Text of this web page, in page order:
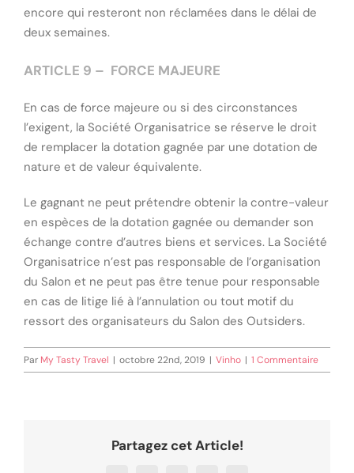
encore qui resteront non réclamées dans le délai de
deux semaines.
ARTICLE 9 – FORCE MAJEURE
En cas de force majeure ou si des circonstances
l’exigent, la Société Organisatrice se réserve le droit
de remplacer la dotation gagnée par une dotation de
nature et de valeur équivalente.
Le gagnant ne peut prétendre obtenir la contre-valeur
en espèces de la dotation gagnée ou demander son
échange contre d’autres biens et services. La Société
Organisatrice n’est pas responsable de l’organisation
du Salon et ne peut pas être tenue pour responsable
en cas de litige lié à l’annulation ou tout motif du
ressort des organisateurs du Salon des Outsiders.
Par My Tasty Travel | octobre 22nd, 2019 | Vinho | 1 Commentaire
Partagez cet Article!